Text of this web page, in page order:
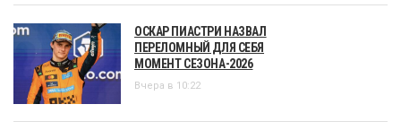
ОСКАР ПИАСТРИ НАЗВАЛ
ПЕРЕЛОМНЫЙ ДЛЯ СЕБЯ
МОМЕНТ СЕЗОНА-2026
Вчера в 10:22